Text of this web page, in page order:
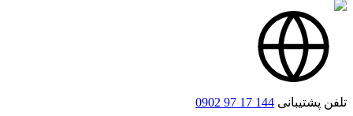
تلفن پشتیبانی 0902 97 17 144